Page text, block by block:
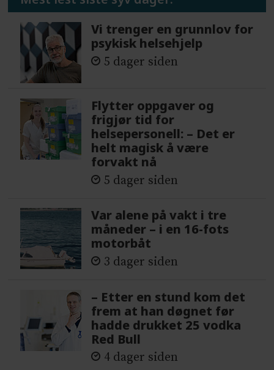
Vi trenger en grunnlov for
psykisk helsehjelp
5 dager siden
Flytter oppgaver og
frigjør tid for
helsepersonell: – Det er
helt magisk å være
forvakt nå
5 dager siden
Var alene på vakt i tre
måneder – i en 16-fots
motorbåt
3 dager siden
– Etter en stund kom det
frem at han døgnet før
hadde drukket 25 vodka
Red Bull
4 dager siden